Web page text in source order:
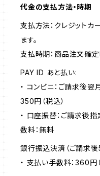
代金の支払方法・時期
支払方法：クレジットカ
ます。
支払時期：商品注文確
PAY ID あと払い:
・ コンビニ：ご請求後翌
350円（税込）
・ 口座振替：ご請求後
数料：無料
銀行振込決済（ご請求後
・ 支払い手数料：360円